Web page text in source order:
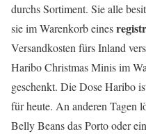
durchs Sortiment. Sie alle
sie im Warenkorb eines
Versandkosten fürs Inland
Haribo Christmas Minis im
geschenkt. Die Dose Haribo
für heute. An anderen Tagen
Belly Beans das Porto oder